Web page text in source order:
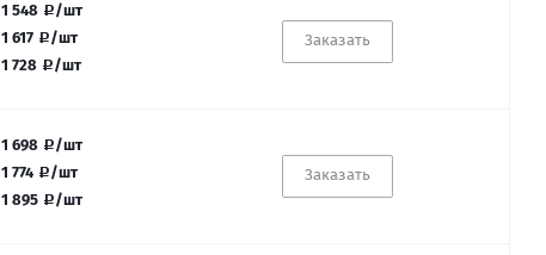
1 548 /шт
1 617 /шт
1 728 /шт
Заказать
1 698 /шт
1 774 /шт
1 895 /шт
Заказать